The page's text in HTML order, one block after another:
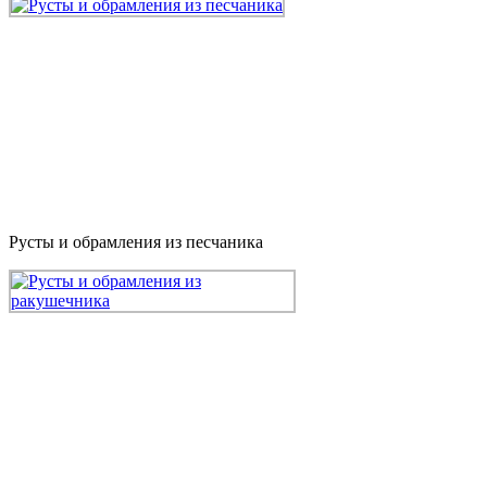
Русты и обрамления из песчаника